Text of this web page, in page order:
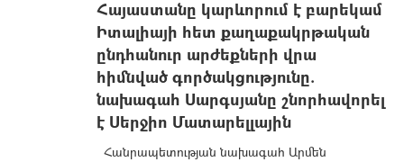
Հայաստանը կարևորում է բարեկամ
Իտալիայի հետ քաղաքակրթական
ընդհանուր արժեքների վրա
հիմնված գործակցությունը.
նախագահ Սարգսյանը շնորհավորել
է Սերջիո Մատարելլային
Հանրապետության նախագահ Արմեն